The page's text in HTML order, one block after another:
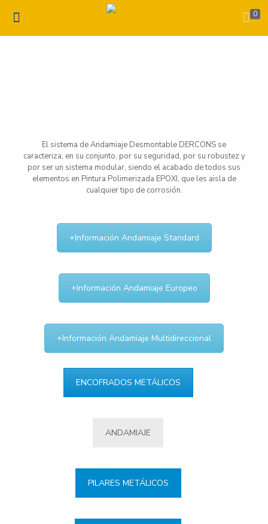
0
El sistema de Andamiaje Desmontable DERCONS se
caracteriza, en su conjunto, por su seguridad, por su robustez y
por ser un sistema modular, siendo el acabado de todos sus
elementos en Pintura Polimerizada EPOXI, que les aisla de
cualquier tipo de corrosión.
+Información Andamiaje Standard
+Información Andamiaje Europeo
+Información Andamiaje Multidireccional
ENCOFRADOS METÁLICOS
ANDAMIAJE
PILARES METÁLICOS